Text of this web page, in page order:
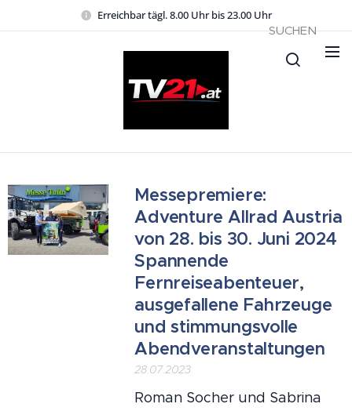
Erreichbar tägl. 8.00 Uhr bis 23.00 Uhr
SUCHEN
Messepremiere:
Adventure Allrad Austria
von 28. bis 30. Juni 2024
Spannende
Fernreiseabenteuer,
ausgefallene Fahrzeuge
und stimmungsvolle
Abendveranstaltungen
28.07.2023
Roman Socher und Sabrina